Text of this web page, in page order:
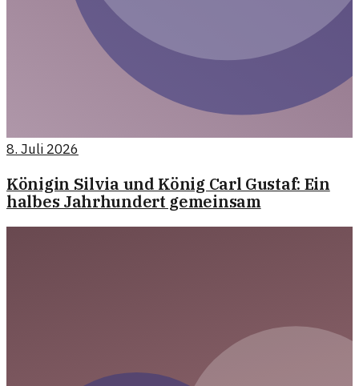
8. Juli 2026
Königin Silvia und König Carl Gustaf: Ein
halbes Jahrhundert gemeinsam